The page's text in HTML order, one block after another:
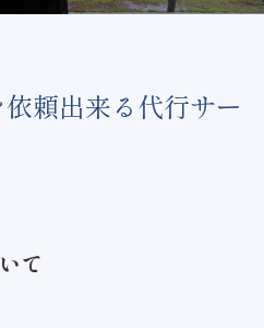
頼出来る代行サー
て